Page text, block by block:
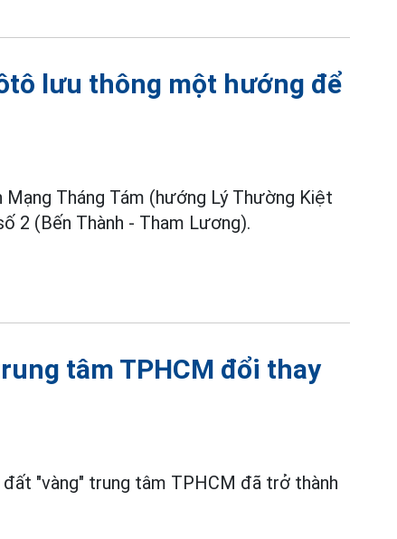
lưu thông một hướng để
Tháng Tám (hướng Lý Thường Kiệt
2 (Bến Thành - Tham Lương).
tâm TPHCM đổi thay
"vàng" trung tâm TPHCM đã trở thành